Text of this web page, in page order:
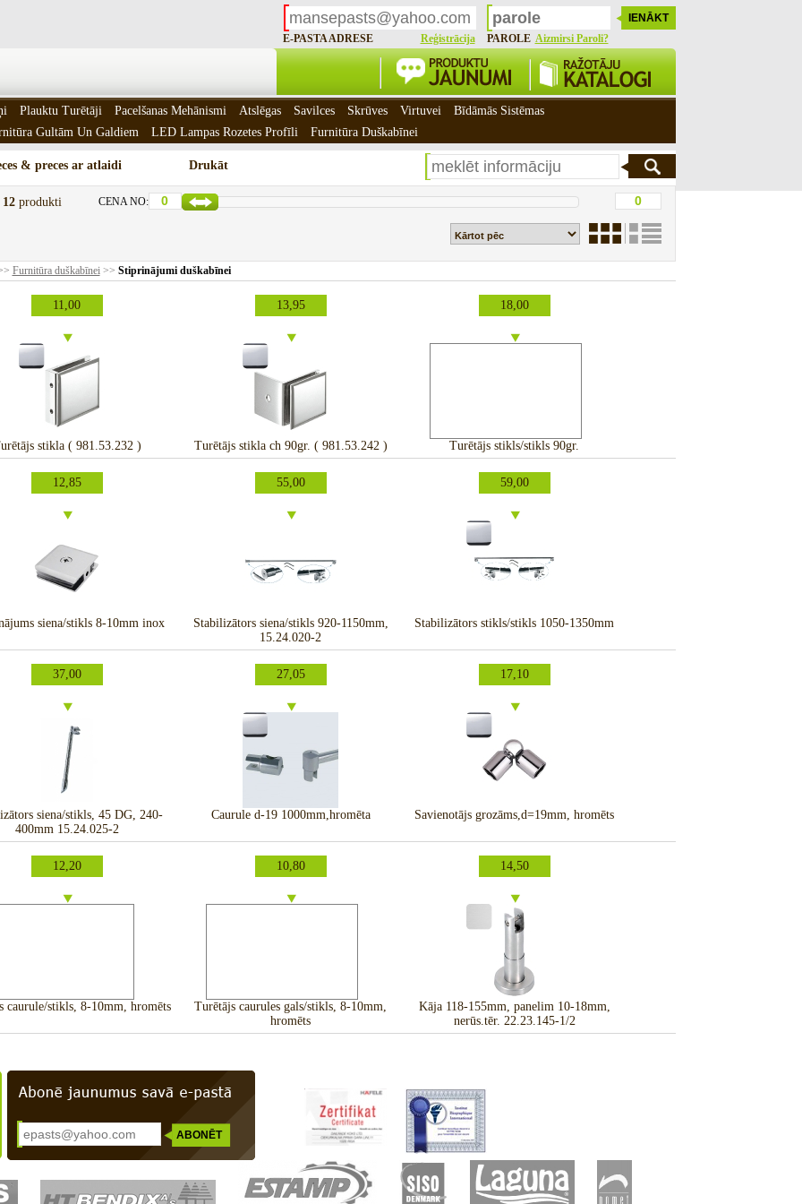
E-PASTA ADRESE Reģistrācija PAROLE Aizmirsi Paroli?
& preces ar atlaidi Drukāt
12produkti CENA NO:
Furnitūra duškabīnei>> Stiprinājumi duškabīnei
11,00
stikla ( 981.53.232 )
13,95
Turētājs stikla ch 90gr. ( 981.53.242 )
18,00
Turētājs stikls/stikls 90gr.
12,85
siena/stikls 8-10mm inox
55,00
Stabilizātors siena/stikls 920-1150mm,
15.24.020-2
59,00
Stabilizātors stikls/stikls 1050-1350mm
37,00
siena/stikls, 45 DG, 240-
400mm 15.24.025-2
27,05
Caurule d-19 1000mm,hromēta
17,10
Savienotājs grozāms,d=19mm, hromēts
12,20
caurule/stikls, 8-10mm, hromēts
10,80
Turētājs caurules gals/stikls, 8-10mm,
hromēts
14,50
Kāja 118-155mm, panelim 10-18mm,
nerūs.tēr. 22.23.145-1/2
Plauktu Turētāji Pacelšanas Mehānismi Atslēgas Savilces Skrūves Virtuvei
Bīdāmās Sistēmas
Gultām Un Galdiem LED Lampas Rozetes Profīli Furnitūra Duškabīnei